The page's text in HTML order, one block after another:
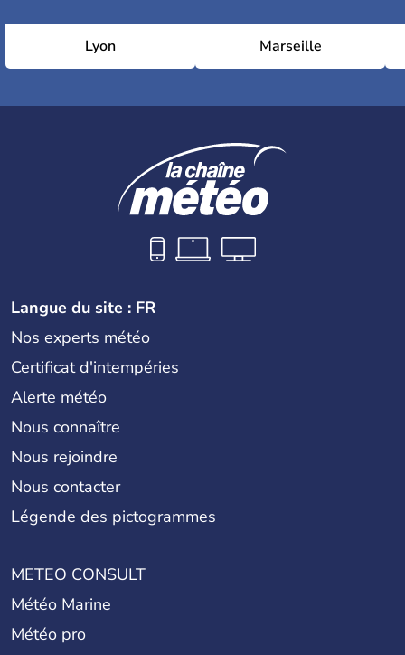
Lyon Marseille
Langue du site : FR
Nos experts météo
Certificat d'intempéries
Alerte météo
Nous connaître
Nous rejoindre
Nous contacter
Légende des pictogrammes
METEO CONSULT
Météo Marine
Météo pro